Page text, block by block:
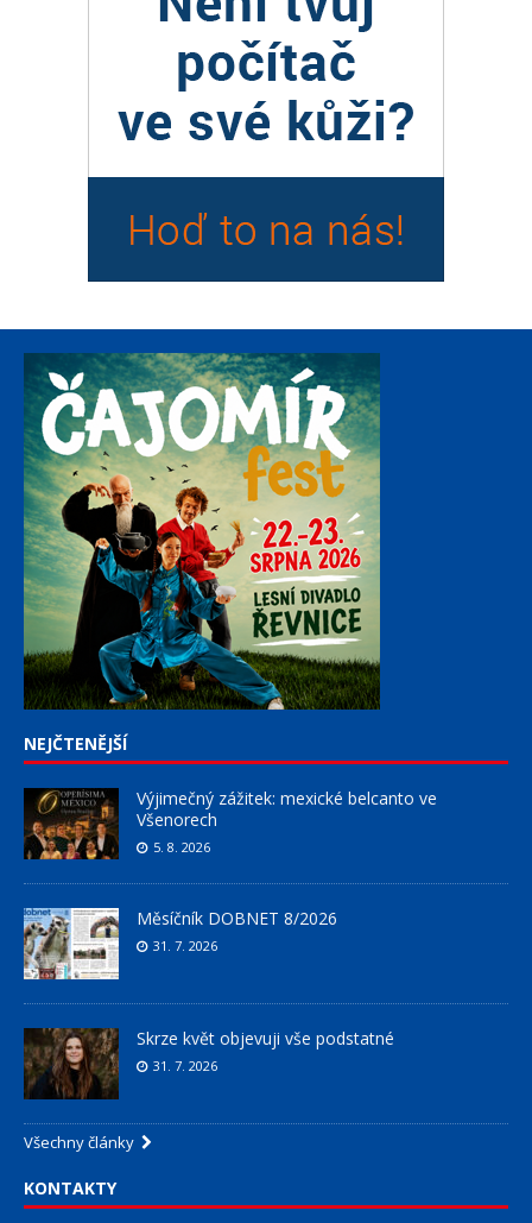
NEJČTENĚJŠÍ
Výjimečný zážitek: mexické belcanto ve
Všenorech
5. 8. 2026
Měsíčník DOBNET 8/2026
31. 7. 2026
Skrze květ objevuji vše podstatné
31. 7. 2026
Všechny články
KONTAKTY